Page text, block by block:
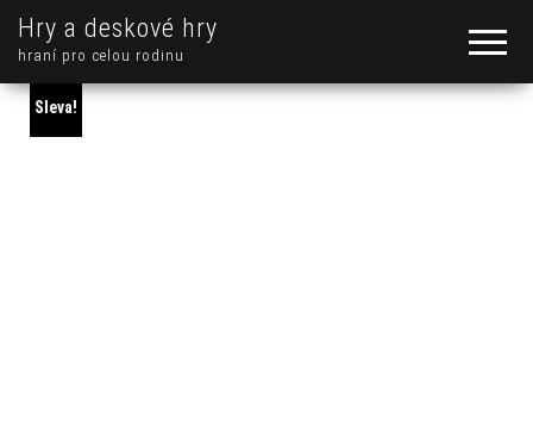
Hry a deskové hry
hraní pro celou rodinu
Sleva!